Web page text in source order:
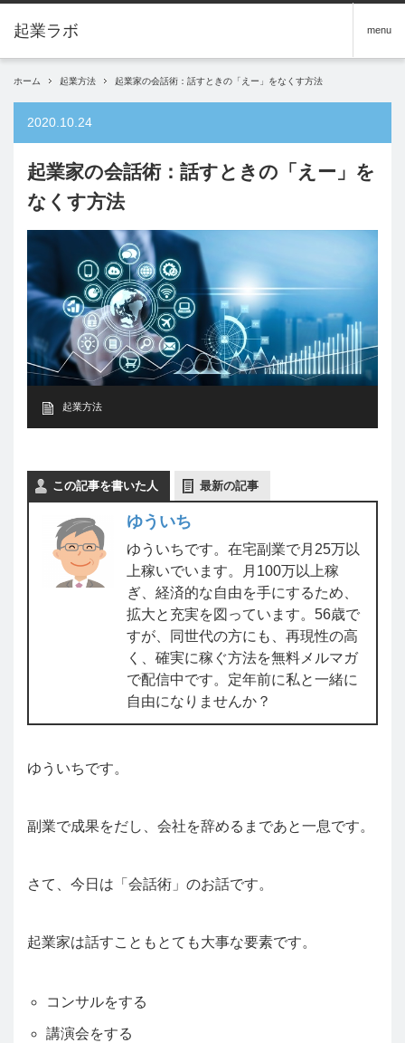
menu
ホーム 起業方法 起業家の会話術：話すときの「えー」をなくす方法
2020.10.24
起業家の会話術：話すときの「えー」を
なくす方法
起業方法
この記事を書いた人 最新の記事
ゆういち
ゆういちです。在宅副業で月25万以
上稼いでいます。月100万以上稼
ぎ、経済的な自由を手にするため、
拡大と充実を図っています。56歳で
すが、同世代の方にも、再現性の高
く、確実に稼ぐ方法を無料メルマガ
で配信中です。定年前に私と一緒に
自由になりませんか？
ゆういちです。
副業で成果をだし、会社を辞めるまであと一息です。
さて、今日は「会話術」のお話です。
起業家は話すこともとても大事な要素です。
コンサルをする
講演会をする